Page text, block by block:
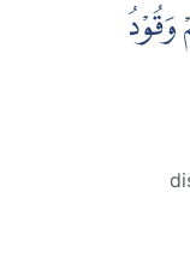
وَقُوْدُ